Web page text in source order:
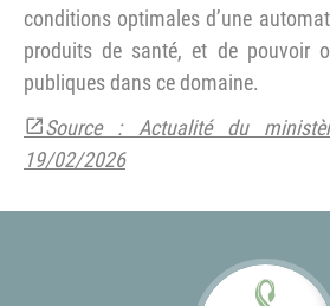
conditions optimales d’une
produits de santé, et de pouvoir
publiques dans ce domaine.
Source : Actualité du
19/02/2026